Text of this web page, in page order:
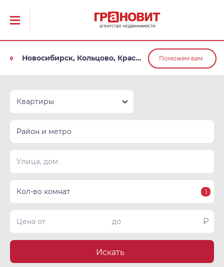
Новосибирск, Кольцово, Краснообск, Обь Поможем вам
Квартиры
Район и метро
Кол-во комнат 1
₽
Искать